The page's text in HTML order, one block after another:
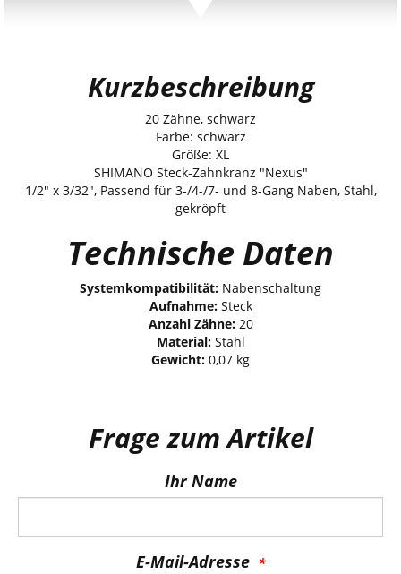
Kurzbeschreibung
20 Zähne, schwarz
Farbe: schwarz
Größe: XL
SHIMANO Steck-Zahnkranz "Nexus"
1/2" x 3/32", Passend für 3-/4-/7- und 8-Gang Naben, Stahl,
gekröpft
Technische Daten
Systemkompatibilität: Nabenschaltung
Aufnahme:Steck
Anzahl Zähne:20
Material:Stahl
Gewicht: 0,07 kg
Frage zum Artikel
Ihr Name
E-Mail-Adresse